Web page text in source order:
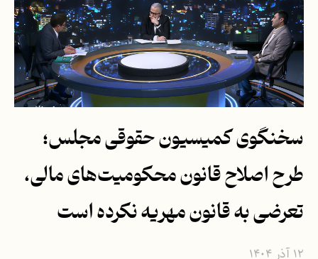
سخنگوی کمیسیون حقوقی مجلس؛
طرح اصلاح قانون محکومیت‌های مالی،
تعرضی به قانون مهریه نکرده است
۱۲ آذر ۱۴۰۴